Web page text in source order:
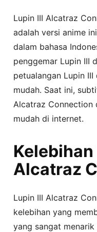
Lupin III Alcatraz
adalah versi anime
dalam bahasa
penggemar Lupin III
petualangan Lupin
mudah. Saat ini,
Alcatraz Connection
mudah di internet.
Kelebihan
Alcatraz
Lupin III Alcatraz
kelebihan yang
yang sangat